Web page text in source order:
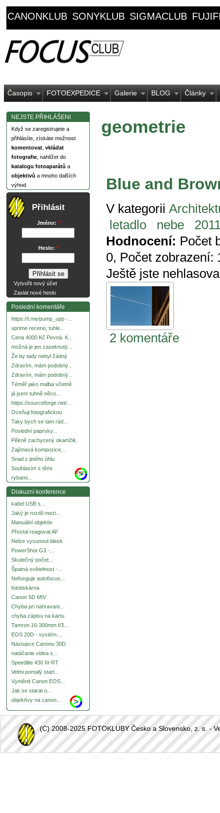
CANONKLUB SONYKLUB SIGMACLUB
Časopis FOTOEXPEDICE Galerie BLOG Články
NEJSTE PŘIHLÁŠENI
Když se zaregistrujete a
přihlásíte, získáte možnost
komentovat vkládat
fotografie , nahlížet do
katalogu fotoaparátů a
objektivů a mnoho dalších
výhod.
Přihlásit
Jméno: *
Heslo: *
Vytvořit nový účet
Zaslat nové heslo
Poslední komentáře
https://t.me/pump_upp -...
uprime receno, tuhle...
Cena 4000 Kč Pevná. K...
možná je jen zaseknutý...
Že by tady nebyl žádný
Zdravím, mám podobný...
Zdravím, mám podobný...
Téměř jako malba včetně
já jsem tuhně něco...
https://sourceforge.net/...
Oceňuji fotografickou
Taky bych se tam rád...
Poslední paprsky...
Pěkně zachycený okamžik.
Zajímavá kompozice,...
Snad z jiného úhlu
Souhlasím s těmi
rybami...
more
Diskuzní konference
kabel USB s...
Jaký je rozdíl mezi...
Manuální objektiv
Přestal reagovat AF
Nelze vysunout blesk
PowerShot G3 -...
Skutečný počet...
Špatná světelnost -...
Nefunguje autofocus...
fototiskárna
Canon 5D MIV
Chyba pri nahravani...
chyba zápisu na kartu
Tamron 16-300mm f/3....
EOS 20D - systém....
Nástupce Canonu 30D
natáčanie videa s...
Speedlite 430 III-RT
Velmi pomalý start...
Vyměnit Canon EOS...
Jak se starat o...
objektívy na canon...
geometrie
Blue and
V kategorii
letadlo
nebe
Hodnocení: Počet
0, Počet zobrazení:
Ještě jste
2 komentáře
(C) 2008-2025 FOTOKLUBY Česko a Slovensko, z. s. -